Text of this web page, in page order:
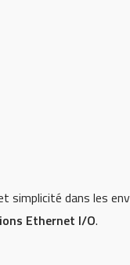
simplicité dans les
Ethernet I/O.